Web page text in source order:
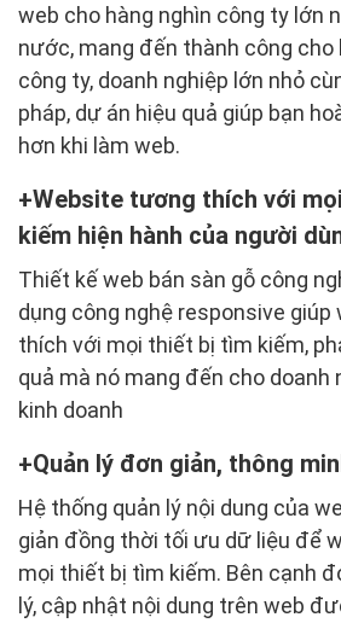
web cho hàng nghìn công ty lớn
nước, mang đến thành công cho
công ty, doanh nghiệp lớn nhỏ
pháp, dự án hiệu quả giúp bạn
hơn khi làm web.
Website tương thích với
kiếm hiện hành của người
Thiết kế web bán sàn gỗ công
dụng công nghệ responsive
thích với mọi thiết bị tìm kiếm,
quả mà nó mang đến cho doanh
kinh doanh
Quản lý đơn giản, thông
Hệ thống quản lý nội dung của
giản đồng thời tối ưu dữ liệu để
mọi thiết bị tìm kiếm. Bên cạnh
lý, cập nhật nội dung trên web